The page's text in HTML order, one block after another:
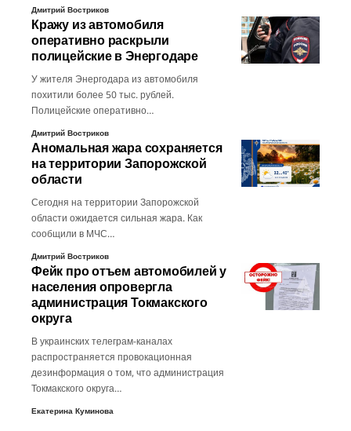
Дмитрий Востриков
Кражу из автомобиля
оперативно раскрыли
полицейские в Энергодаре
У жителя Энергодара из автомобиля
похитили более 50 тыс. рублей.
Полицейские оперативно…
Дмитрий Востриков
Аномальная жара сохраняется
на территории Запорожской
области
Сегодня на территории Запорожской
области ожидается сильная жара. Как
сообщили в МЧС…
Дмитрий Востриков
Фейк про отъем автомобилей у
населения опровергла
администрация Токмакского
округа
В украинских телеграм-каналах
распространяется провокационная
дезинформация о том, что администрация
Токмакского округа…
Екатерина Куминова